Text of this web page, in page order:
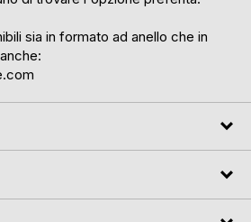
sia in formato ad anello che in